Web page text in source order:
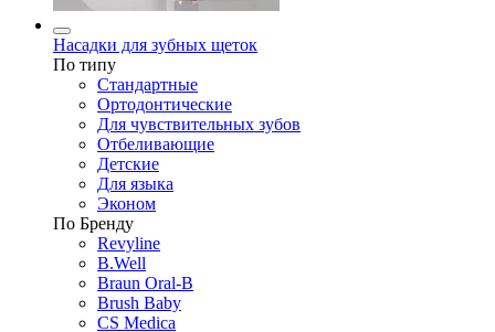
Насадки для зубных щеток
По типу
Стандартные
Ортодонтические
Для чувствительных зубов
Отбеливающие
Детские
Для языка
Эконом
По Бренду
Revyline
B.Well
Braun Oral-B
Brush Baby
CS Medica